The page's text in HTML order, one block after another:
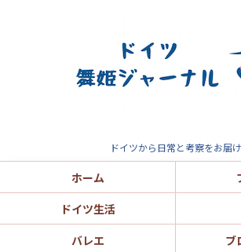
ドイツから日常と考察をお届け
ホーム
ドイツ生活
バレエ
ブ